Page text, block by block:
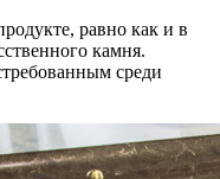
равно как и в
камня.
среди